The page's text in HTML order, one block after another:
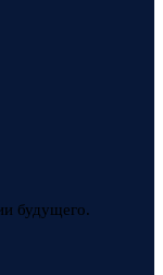
будущего.